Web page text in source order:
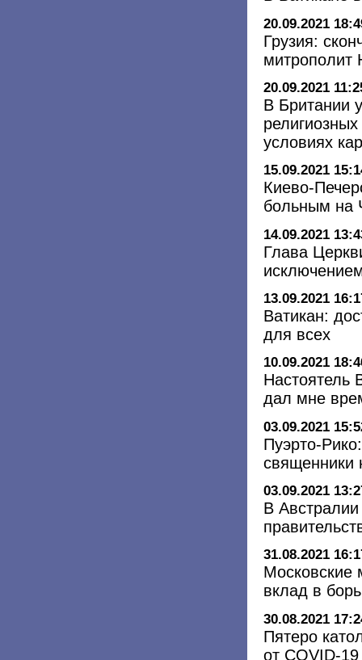
20.09.2021
Грузия:
митрополит
20.09.2021
В Британии
условиях
15.09.2021
Киево-
больным на
14.09.2021
Глава
13.09.2021
Ватикан:
для всех
10.09.2021
Настоятель
дал мне
03.09.2021
Пуэрто-
священники
03.09.2021
В
31.08.2021
Московские
вклад в
30.08.2021
Пятеро
от COVID-19